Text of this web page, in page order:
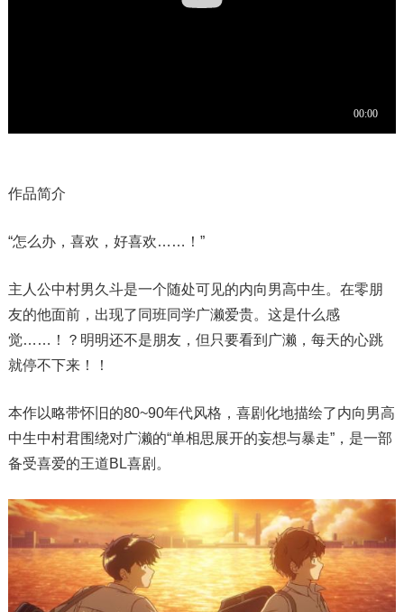
作品简介
“怎么办，喜欢，好喜欢……！”
主人公中村男久斗是一个随处可见的内向男高中生。在零朋
友的他面前，出现了同班同学广濑爱贵。这是什么感
觉……！？明明还不是朋友，但只要看到广濑，每天的心跳
就停不下来！！
本作以略带怀旧的80~90年代风格，喜剧化地描绘了内向男高
中生中村君围绕对广濑的“单相思展开的妄想与暴走”，是一部
备受喜爱的王道BL喜剧。